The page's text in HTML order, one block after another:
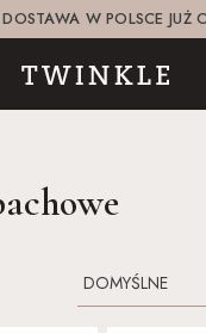
W POLSCE JUŻ